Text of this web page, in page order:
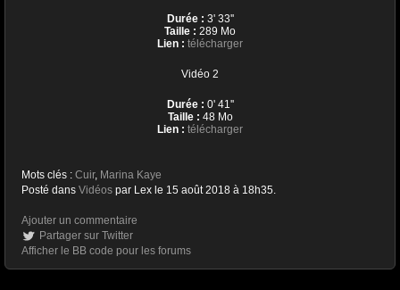
Durée : 3' 33''
Taille : 289 Mo
Lien : télécharger
Vidéo 2
Durée : 0' 41''
Taille : 48 Mo
Lien : télécharger
Mots clés : Cuir, Marina Kaye
Posté dans Vidéos par Lex le 15 août 2018 à 18h35.
Ajouter un commentaire
Partager sur Twitter
Afficher le BB code pour les forums